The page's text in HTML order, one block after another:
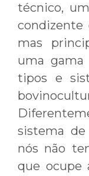
técnico,
condizente
mas
uma gama
tipos e
sistema de
nós não
que ocupe